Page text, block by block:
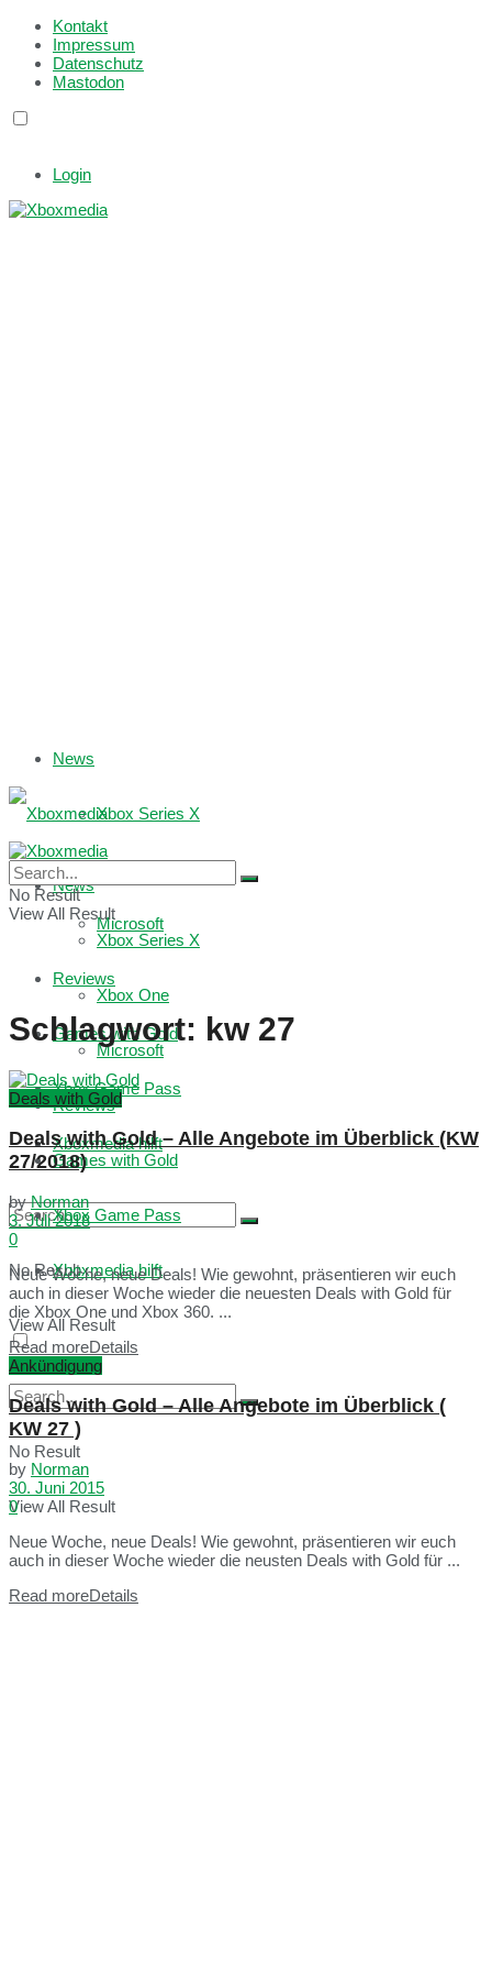
Kontakt
Impressum
Datenschutz
Mastodon
Login
News
Xbox Series X
Microsoft
Reviews
Games with Gold
Xbox Game Pass
Xboxmedia hilft
No Result
View All Result
News
Xbox Series X
Xbox One
Microsoft
Reviews
Games with Gold
Xbox Game Pass
Xboxmedia hilft
No Result
View All Result
No Result
View All Result
Schlagwort: kw 27
Deals with Gold
Deals with Gold – Alle Angebote im Überblick (KW
27/2018)
by Norman
3. Juli 2018
0
Neue Woche, neue Deals! Wie gewohnt, präsentieren wir euch
auch in dieser Woche wieder die neuesten Deals with Gold für
die Xbox One und Xbox 360. ...
Read moreDetails
Ankündigung
Deals with Gold – Alle Angebote im Überblick (
KW 27 )
by Norman
30. Juni 2015
0
Neue Woche, neue Deals! Wie gewohnt, präsentieren wir euch
auch in dieser Woche wieder die neusten Deals with Gold für ...
Read moreDetails